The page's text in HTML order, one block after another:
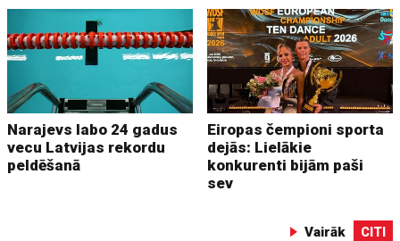
Narajevs labo 24 gadus
vecu Latvijas rekordu
peldēšanā
Eiropas čempioni sporta
dejās: Lielākie
konkurenti bijām paši
sev
Vairāk CITI